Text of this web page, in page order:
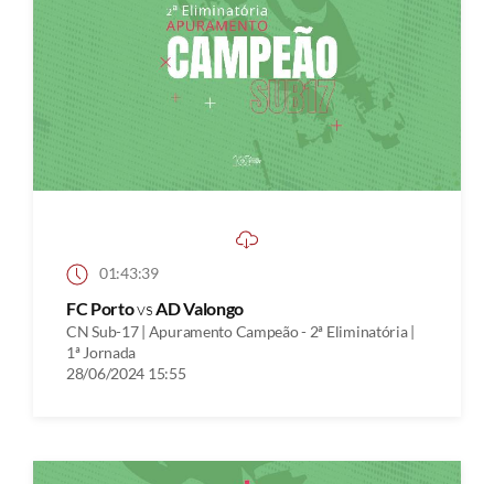
01:43:39
FC PortovsAD Valongo
CN Sub-17 | Apuramento Campeão - 2ª Eliminatória |
1ª Jornada
28/06/2024 15:55